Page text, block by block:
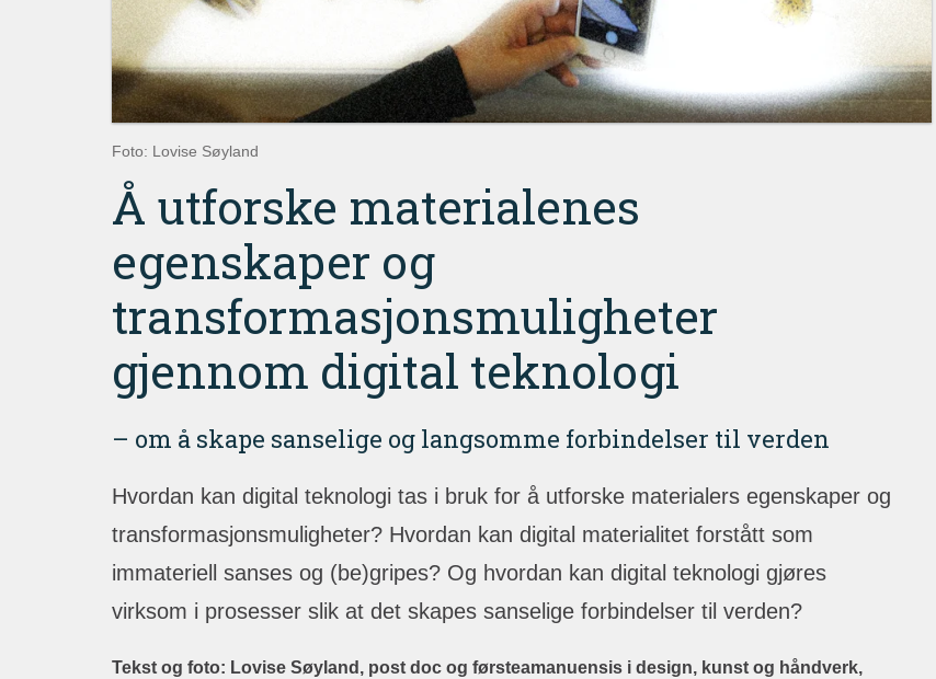
Foto: Lovise Søyland
Å utforske materialenes
egenskaper og
transformasjonsmuligheter
gjennom digital teknologi
– om å skape sanselige og langsomme forbindelser til verden
Hvordan kan digital teknologi tas i bruk for å utforske materialers egenskaper og
transformasjonsmuligheter? Hvordan kan digital materialitet forstått som
immateriell sanses og (be)gripes? Og hvordan kan digital teknologi gjøres
virksom i prosesser slik at det skapes sanselige forbindelser til verden?
Tekst og foto: Lovise Søyland, post doc og førsteamanuensis i design, kunst og håndverk,